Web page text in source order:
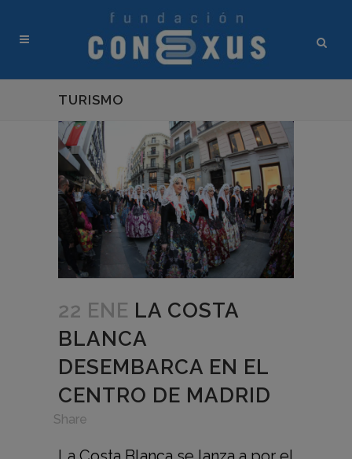
TURISMO
22 ENE LA COSTA
BLANCA
DESEMBARCA EN EL
CENTRO DE MADRID
Share